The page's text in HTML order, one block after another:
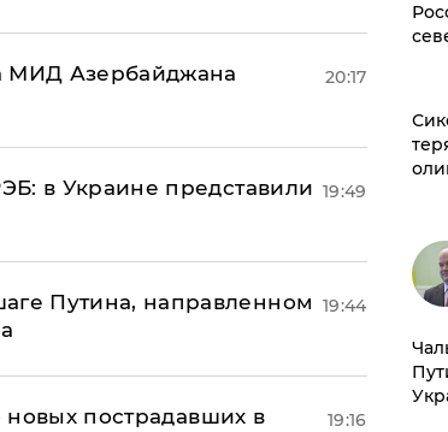
МИД Азербайджана
20:17
в Украине представили 19:49
Путина, направленном 19:44
новых пострадавших в
19:16